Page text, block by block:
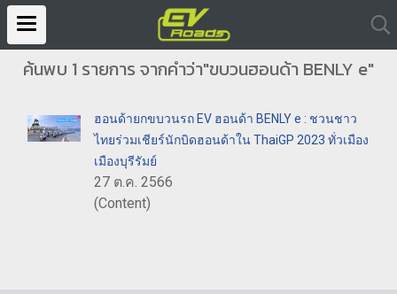
ค้นพบ 1 รายการ จากคำว่า"ขบวนฮอนด้า BENLY e"
ฮอนด้ายกขบวนรถ EV ฮอนด้า BENLY e : ชวนชาว
ไทยร่วมเชียร์นักบิดฮอนด้าใน ThaiGP 2023 ทั่วเมือง
เมืองบุรีรัมย์
27 ต.ค. 2566
(Content)